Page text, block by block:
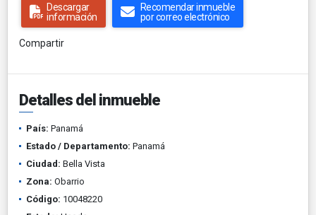
Descargar
información
Recomendar inmueble
por correo electrónico
Compartir
Detalles del inmueble
País: Panamá
Estado / Departamento: Panamá
Ciudad: Bella Vista
Zona: Obarrio
Código: 10048220